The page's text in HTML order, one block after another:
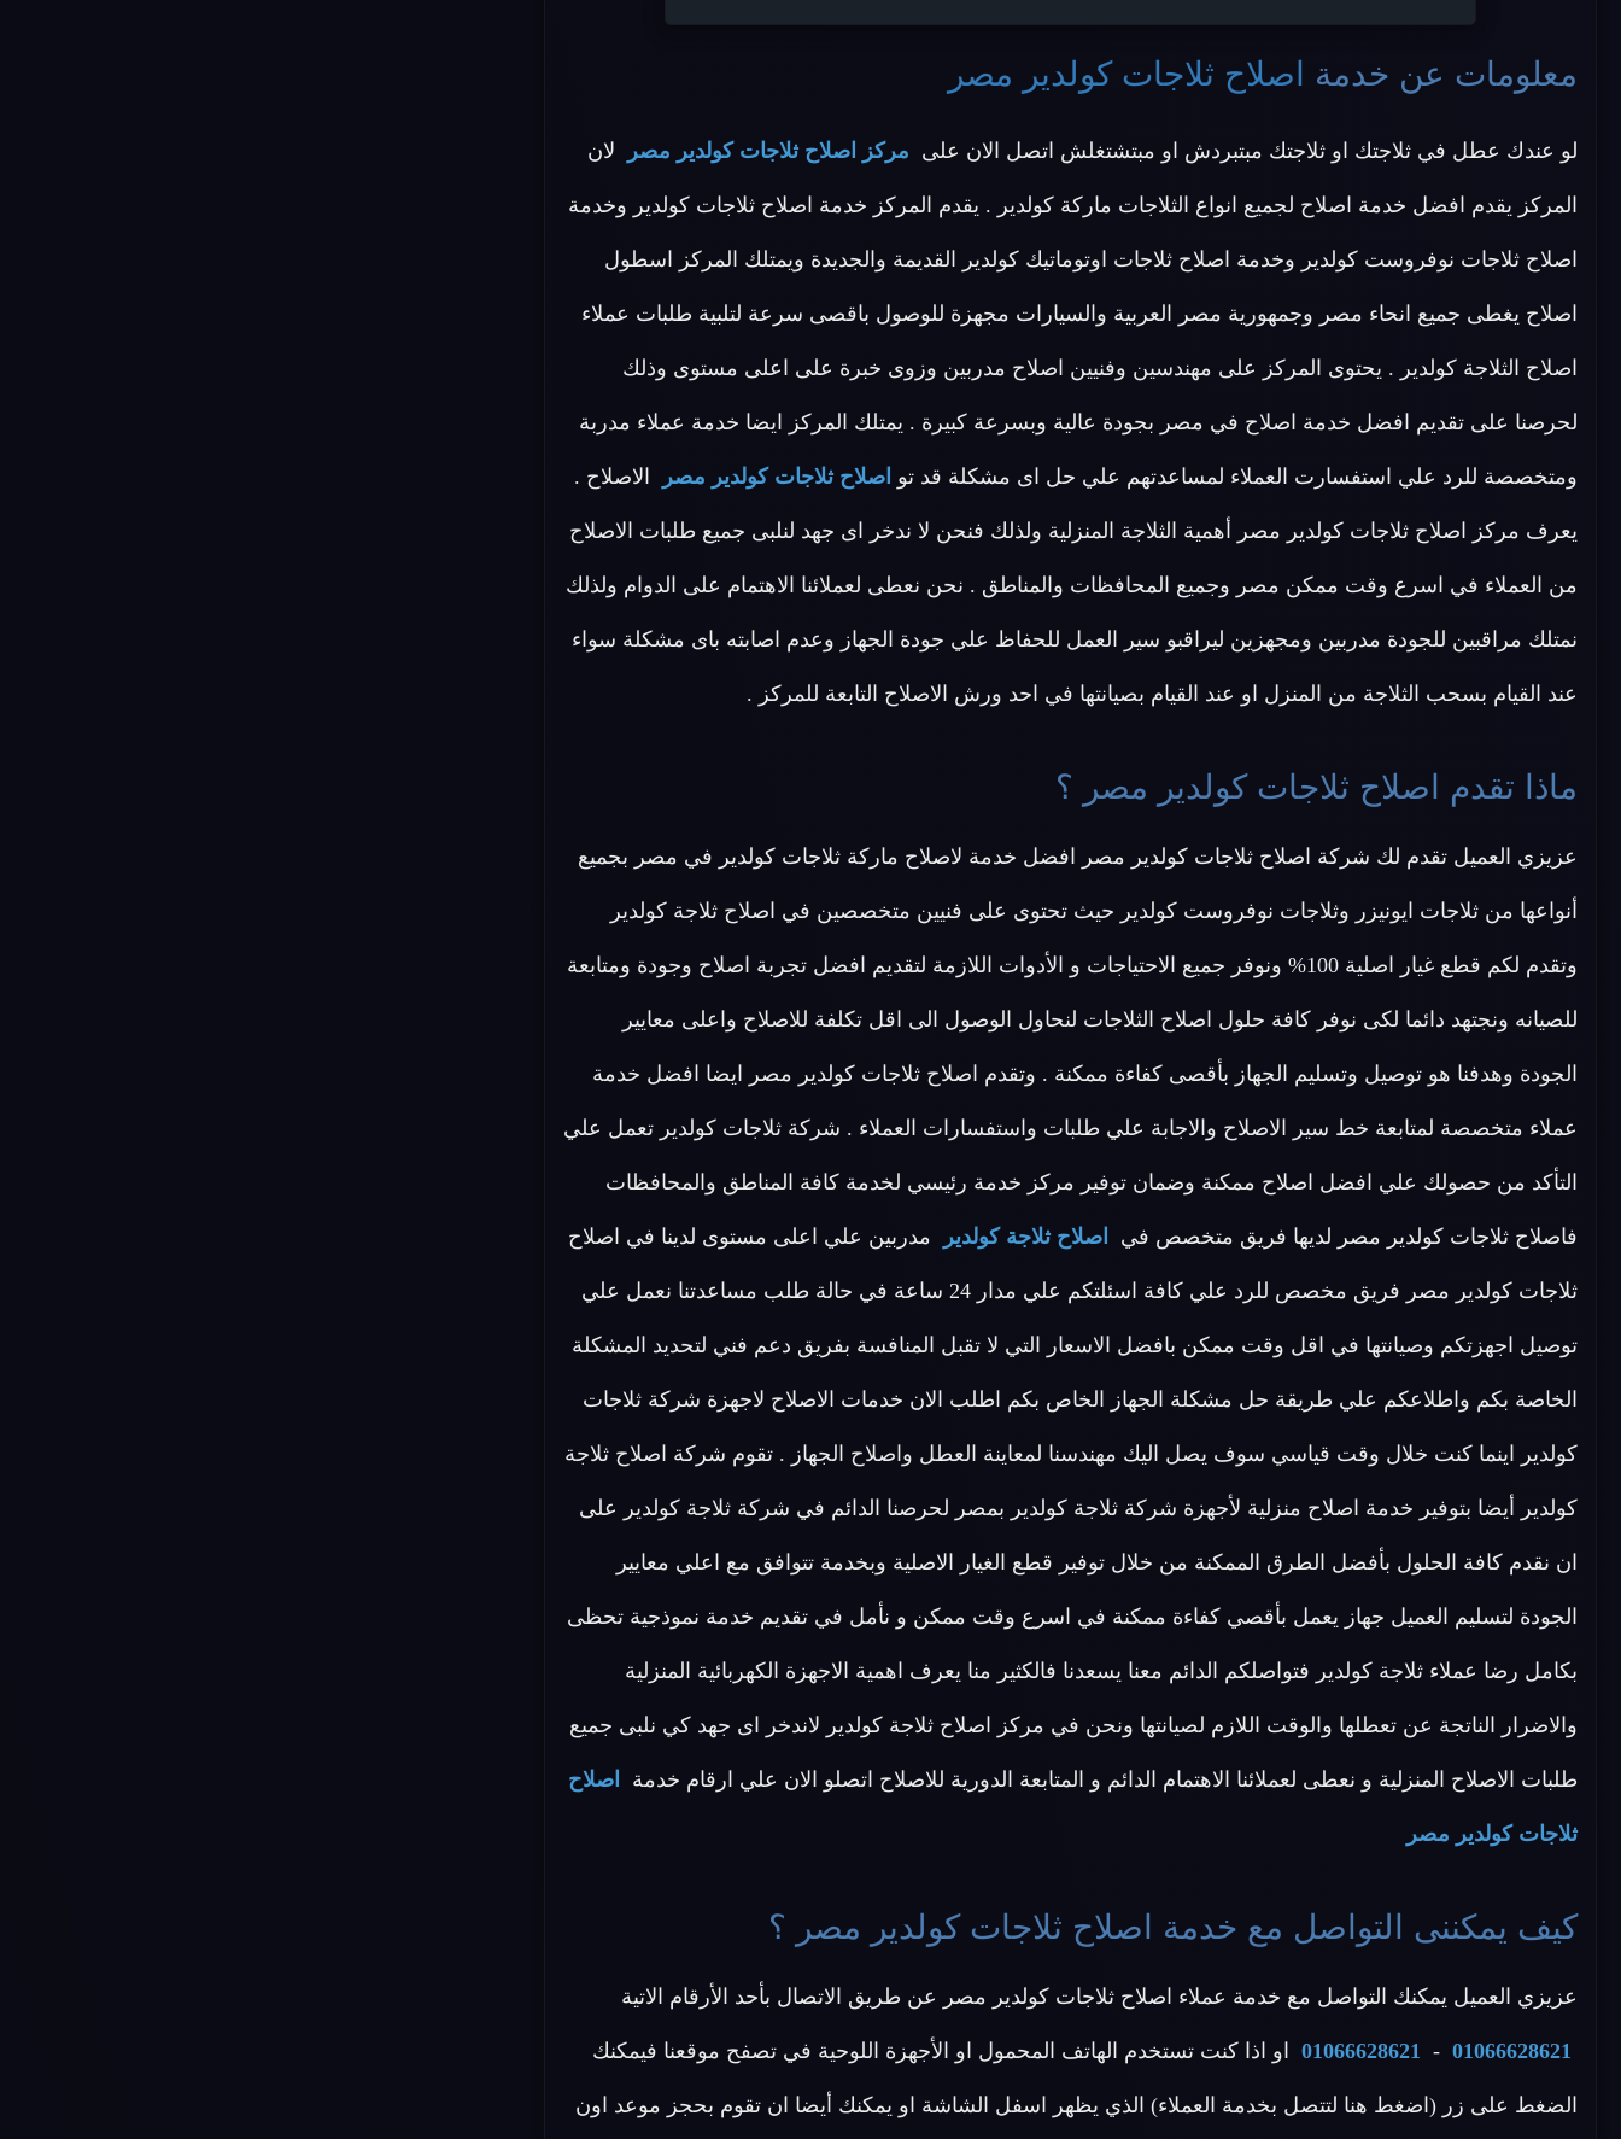
معلومات عن خدمة اصلاح ثلاجات كولدير مصر
لو عندك عطل في ثلاجتك او ثلاجتك مبتبردش او مبتشتغلش اتصل الان على مركز اصلاح ثلاجات كولدير مصر لان
المركز يقدم افضل خدمة اصلاح لجميع انواع الثلاجات ماركة كولدير . يقدم المركز خدمة اصلاح ثلاجات كولدير وخدمة
اصلاح ثلاجات نوفروست كولدير وخدمة اصلاح ثلاجات اوتوماتيك كولدير القديمة والجديدة ويمتلك المركز اسطول
اصلاح يغطى جميع انحاء مصر وجمهورية مصر العربية والسيارات مجهزة للوصول باقصى سرعة لتلبية طلبات عملاء
اصلاح الثلاجة كولدير . يحتوى المركز على مهندسين وفنيين اصلاح مدربين وزوى خبرة على اعلى مستوى وذلك
لحرصنا على تقديم افضل خدمة اصلاح في مصر بجودة عالية وبسرعة كبيرة . يمتلك المركز ايضا خدمة عملاء مدربة
ومتخصصة للرد علي استفسارت العملاء لمساعدتهم علي حل اى مشكلة قد تو اصلاح ثلاجات كولدير مصر الاصلاح .
يعرف مركز اصلاح ثلاجات كولدير مصر أهمية الثلاجة المنزلية ولذلك فنحن لا ندخر اى جهد لنلبى جميع طلبات الاصلاح
من العملاء في اسرع وقت ممكن مصر وجميع المحافظات والمناطق . نحن نعطى لعملائنا الاهتمام على الدوام ولذلك
نمتلك مراقبين للجودة مدربين ومجهزين ليراقبو سير العمل للحفاظ علي جودة الجهاز وعدم اصابته باى مشكلة سواء
عند القيام بسحب الثلاجة من المنزل او عند القيام بصيانتها في احد ورش الاصلاح التابعة للمركز .
ماذا تقدم اصلاح ثلاجات كولدير مصر ؟
عزيزي العميل تقدم لك شركة اصلاح ثلاجات كولدير مصر افضل خدمة لاصلاح ماركة ثلاجات كولدير في مصر بجميع
أنواعها من ثلاجات ايونيزر وثلاجات نوفروست كولدير حيث تحتوى على فنيين متخصصين في اصلاح ثلاجة كولدير
وتقدم لكم قطع غيار اصلية 100% ونوفر جميع الاحتياجات و الأدوات اللازمة لتقديم افضل تجربة اصلاح وجودة ومتابعة
للصيانه ونجتهد دائما لكى نوفر كافة حلول اصلاح الثلاجات لنحاول الوصول الى اقل تكلفة للاصلاح واعلى معايير
الجودة وهدفنا هو توصيل وتسليم الجهاز بأقصى كفاءة ممكنة . وتقدم اصلاح ثلاجات كولدير مصر ايضا افضل خدمة
عملاء متخصصة لمتابعة خط سير الاصلاح والاجابة علي طلبات واستفسارات العملاء . شركة ثلاجات كولدير تعمل علي
التأكد من حصولك علي افضل اصلاح ممكنة وضمان توفير مركز خدمة رئيسي لخدمة كافة المناطق والمحافظات
فاصلاح ثلاجات كولدير مصر لديها فريق متخصص في اصلاح ثلاجة كولدير مدربين علي اعلى مستوى لدينا في اصلاح
ثلاجات كولدير مصر فريق مخصص للرد علي كافة اسئلتكم علي مدار 24 ساعة في حالة طلب مساعدتنا نعمل علي
توصيل اجهزتكم وصيانتها في اقل وقت ممكن بافضل الاسعار التي لا تقبل المنافسة بفريق دعم فني لتحديد المشكلة
الخاصة بكم واطلاعكم علي طريقة حل مشكلة الجهاز الخاص بكم اطلب الان خدمات الاصلاح لاجهزة شركة ثلاجات
كولدير اينما كنت خلال وقت قياسي سوف يصل اليك مهندسنا لمعاينة العطل واصلاح الجهاز . تقوم شركة اصلاح ثلاجة
كولدير أيضا بتوفير خدمة اصلاح منزلية لأجهزة شركة ثلاجة كولدير بمصر لحرصنا الدائم في شركة ثلاجة كولدير على
ان نقدم كافة الحلول بأفضل الطرق الممكنة من خلال توفير قطع الغيار الاصلية وبخدمة تتوافق مع اعلي معايير
الجودة لتسليم العميل جهاز يعمل بأقصي كفاءة ممكنة في اسرع وقت ممكن و نأمل في تقديم خدمة نموذجية تحظى
بكامل رضا عملاء ثلاجة كولدير فتواصلكم الدائم معنا يسعدنا فالكثير منا يعرف اهمية الاجهزة الكهربائية المنزلية
والاضرار الناتجة عن تعطلها والوقت اللازم لصيانتها ونحن في مركز اصلاح ثلاجة كولدير لاندخر اى جهد كي نلبى جميع
طلبات الاصلاح المنزلية و نعطى لعملائنا الاهتمام الدائم و المتابعة الدورية للاصلاح اتصلو الان علي ارقام خدمة اصلاح
ثلاجات كولدير مصر
كيف يمكننى التواصل مع خدمة اصلاح ثلاجات كولدير مصر ؟
عزيزي العميل يمكنك التواصل مع خدمة عملاء اصلاح ثلاجات كولدير مصر عن طريق الاتصال بأحد الأرقام الاتية
01066628621
-
01066628621 او اذا كنت تستخدم الهاتف المحمول او الأجهزة اللوحية في تصفح موقعنا فيمكنك
الضغط على زر (اضغط هنا لتتصل بخدمة العملاء) الذي يظهر اسفل الشاشة او يمكنك أيضا ان تقوم بحجز موعد اون